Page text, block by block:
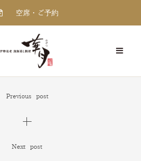
空席・ご予約
Previous post
Next post